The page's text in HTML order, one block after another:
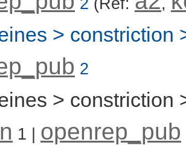
> constriction
2
> constriction
1 | openrep_pub